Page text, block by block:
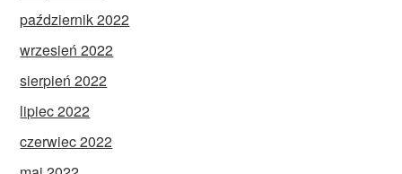
październik 2022
wrzesień 2022
sierpień 2022
lipiec 2022
czerwiec 2022